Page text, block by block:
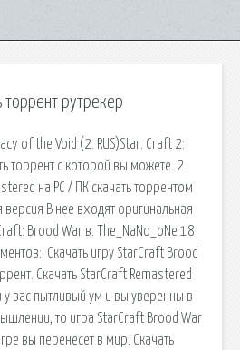
торрент рутрекер
of the Void (2. RUS)Star. Craft 2:
торрент с которой вы можете. 2
на PC / ПК скачать торрентом
В нее входят оригинальная
Brood War в. The_NaNo_oNe 18
Скачать игру StarCraft Brood
Скачать StarCraft Remastered
у вас пытливый ум и вы уверенны в
то игра StarCraft Brood War
вы перенесет в мир. Скачать